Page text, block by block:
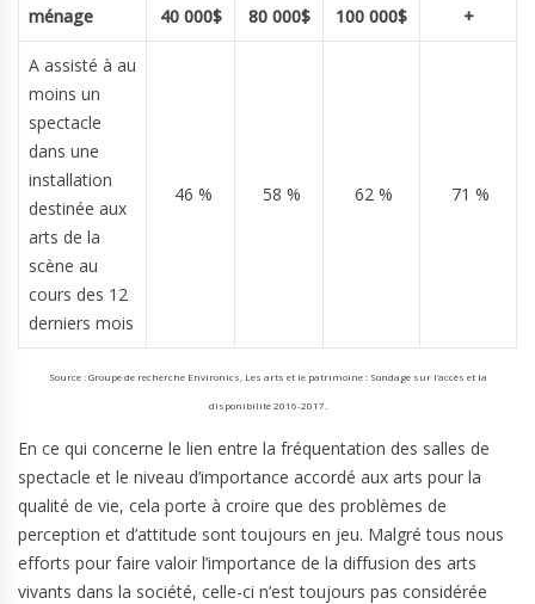
ménage
40 000$
80 000$
100 000$
+
A assisté à au
moins un
spectacle
dans une
installation
destinée aux
arts de la
scène au
cours des 12
derniers mois
46 % 58 % 62 % 71 %
Source : Groupe de recherche Environics, Les arts et le patrimoine : Sondage sur l’accès et la
disponibilité 2016-2017.
En ce qui concerne le lien entre la fréquentation des salles de
spectacle et le niveau d’importance accordé aux arts pour la
qualité de vie, cela porte à croire que des problèmes de
perception et d’attitude sont toujours en jeu. Malgré tous nous
efforts pour faire valoir l’importance de la diffusion des arts
vivants dans la société, celle-ci n’est toujours pas considérée